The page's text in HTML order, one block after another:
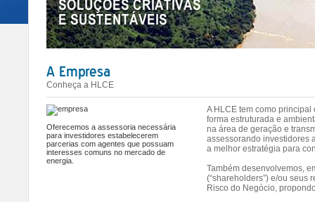
Conheça a HLCE
Oferecemos a assessoria necessária
para investidores estabelecerem
parcerias com agentes que possuam
interesses comuns no mercado de
energia.
A HLCE tem como
forma estruturada e
na área de geração e
assessorando investidores
a melhor estratégia para
Também desenvolvemos,
(“shareholders”) e/ou seus
Risco do Negócio,